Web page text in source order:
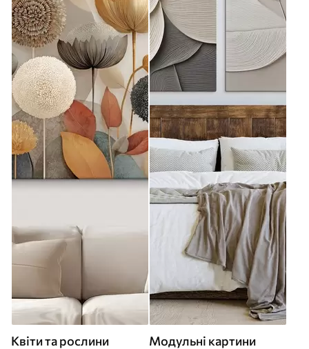
Квіти та рослини Модульні картини